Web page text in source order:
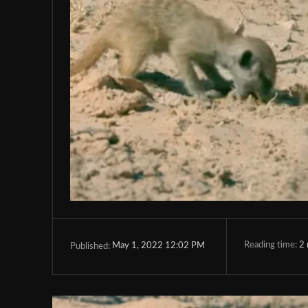
Published: May 1, 2022 12:02 PM Reading time: 2